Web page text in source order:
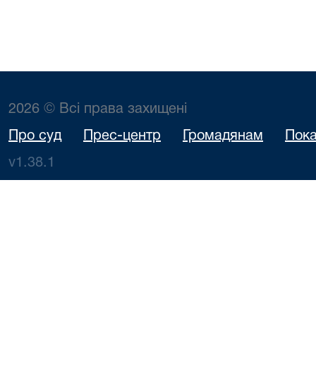
2026 © Всі права захищені
Про суд Прес-центр Громадянам
v1.38.1